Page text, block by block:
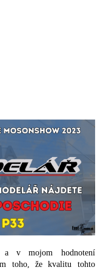
a v mojom hodnotení
toho, že kvalitu tohto